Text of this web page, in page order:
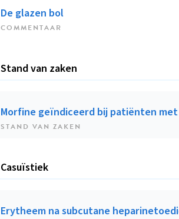
De glazen bol
COMMENTAAR
Stand van zaken
Morfine geïndiceerd bij patiënten met
STAND VAN ZAKEN
Casuïstiek
Erytheem na subcutane